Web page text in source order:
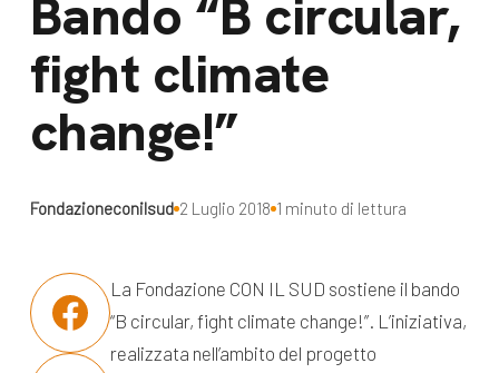
Bando “B circular,
fight climate
change!”
Fondazioneconilsud 2 Luglio 2018 1 minuto di lettura
La Fondazione CON IL SUD sostiene il bando
“B circular, fight climate change!”. L’iniziativa,
realizzata nell’ambito del progetto
Lavora con noi
Bilancio di
missione
News e
appuntamenti
Appuntamenti
dal Sud
Campagne
Docufilm
e blog progetti